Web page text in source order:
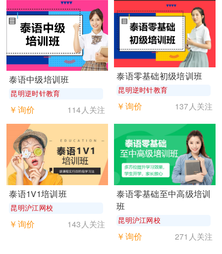
泰语中级培训班
昆明逆时针教育
￥询价 114人关注
泰语零基础初级培训班
昆明逆时针教育
￥询价 137人关注
泰语1V1培训班
昆明沪江网校
￥询价 143人关注
泰语零基础至中高级培训
班
昆明沪江网校
￥询价 271人关注